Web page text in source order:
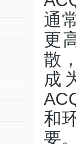
通
更
散
成
和
要